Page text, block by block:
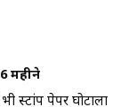
महीने
स्टांप पेपर घोटाला